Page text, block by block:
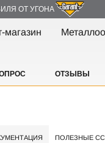
ОТ УГОНА
магазин
ОТЗЫВЫ
ПОЛЕЗНЫЕ